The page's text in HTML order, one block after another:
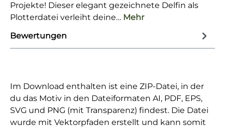
Projekte! Dieser elegant gezeichnete Delfin als
Plotterdatei verleiht deine… Mehr
Bewertungen
Im Download enthalten ist eine ZIP-Datei, in der
du das Motiv in den Dateiformaten AI, PDF, EPS,
SVG und PNG (mit Transparenz) findest. Die Datei
wurde mit Vektorpfaden erstellt und kann somit